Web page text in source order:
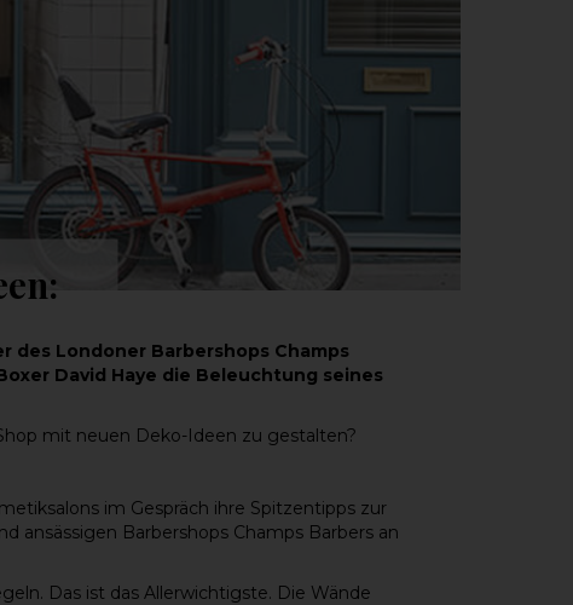
des Londoner Barbershops Champs
David Haye die Beleuchtung seines
mit neuen Deko-Ideen zu gestalten?
im Gespräch ihre Spitzentipps zur
ansässigen Barbershops Champs Barbers an
Das ist das Allerwichtigste. Die Wände